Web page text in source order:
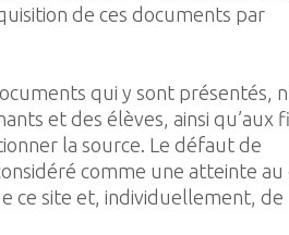
de ces documents par
qui y sont présentés,
et des élèves, ainsi qu’aux
la source. Le défaut de
comme une atteinte
ce site et, individuellement, de